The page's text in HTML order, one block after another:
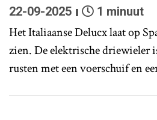
22-09-2025 1 minuut
Het Italiaanse Delucx laat op
zien. De elektrische driewieler
rusten met een voerschuif en